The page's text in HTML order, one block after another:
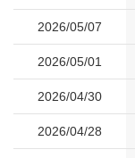
2026/05/07
2026/05/01
2026/04/30
2026/04/28